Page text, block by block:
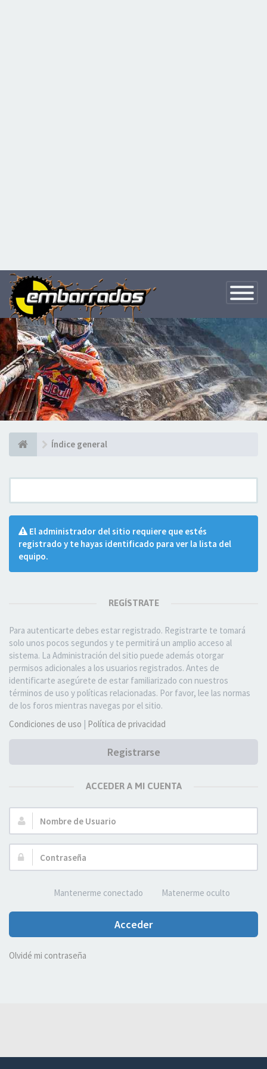
Toggle
Índice general
El administrador del sitio requiere que estés
registrado y te hayas identificado para ver la lista del
equipo.
REGÍSTRATE
Para autenticarte debes estar registrado. Registrarte te tomará
solo unos pocos segundos y te permitirá un amplio acceso al
sistema. La Administración del sitio puede además otorgar
permisos adicionales a los usuarios registrados. Antes de
identificarte asegúrete de estar familiarizado con nuestros
términos de uso y políticas relacionadas. Por favor, lee las normas
de los foros mientras navegas por el sitio.
Condiciones de uso | Política de privacidad
Registrarse
ACCEDER A MI CUENTA
Nombre
de
Usuario:
Contraseña:
Mantenerme conectado Matenerme oculto
Acceder
Olvidé mi contraseña